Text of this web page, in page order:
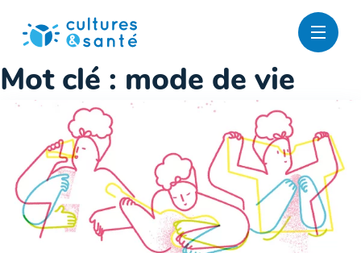
contenu
Mot clé : mode de vie